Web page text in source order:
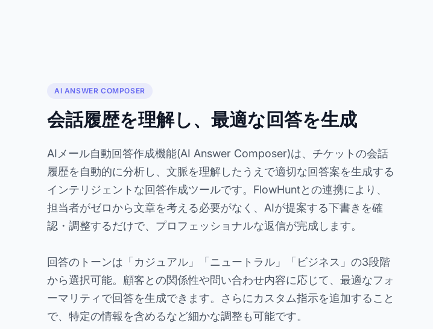
AI ANSWER COMPOSER
会話履歴を理解し、最適な回答を生成
AIメール自動回答作成機能(AI Answer Composer)は、チケットの会話
履歴を自動的に分析し、文脈を理解したうえで適切な回答案を生成する
インテリジェントな回答作成ツールです。FlowHuntとの連携により、
担当者がゼロから文章を考える必要がなく、AIが提案する下書きを確
認・調整するだけで、プロフェッショナルな返信が完成します。
回答のトーンは「カジュアル」「ニュートラル」「ビジネス」の3段階
から選択可能。顧客との関係性や問い合わせ内容に応じて、最適なフォ
ーマリティで回答を生成できます。さらにカスタム指示を追加すること
で、特定の情報を含めるなど細かな調整も可能です。